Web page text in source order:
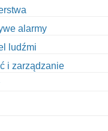
alarmy
ludźmi
i zarządzanie